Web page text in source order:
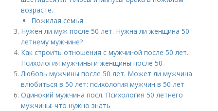
возрасте.
Пожилая семья
Нужен ли муж после 50 лет. Нужна ли женщина 50
летнему мужчине?
Как строить отношения с мужчиной после 50 лет.
Психология мужчины и женщины после 50
Любовь мужчины после 50 лет. Может ли мужчина
влюбиться в 50 лет: психология мужчин в 50 лет
Одинокий мужчина посл. Психология 50 летнего
мужчины: что нужно знать